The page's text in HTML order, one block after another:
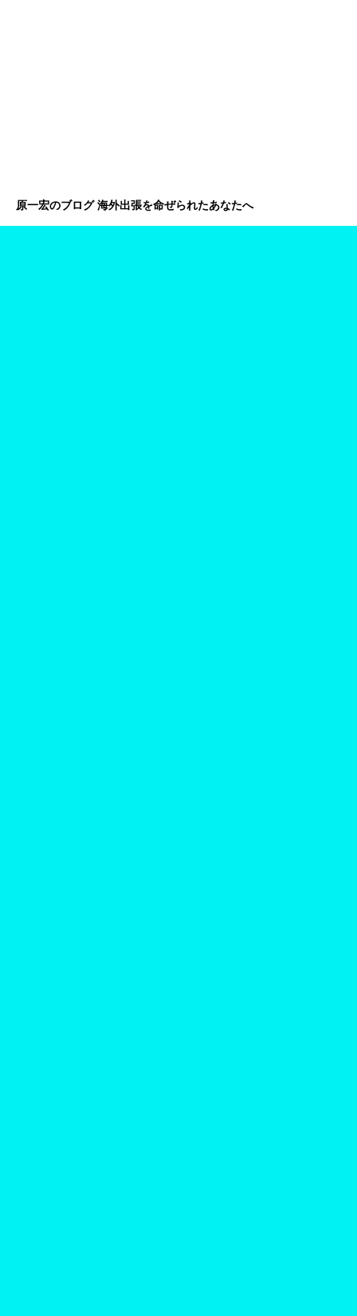
原一宏のブログ 海外出張を命ぜられたあなたへ